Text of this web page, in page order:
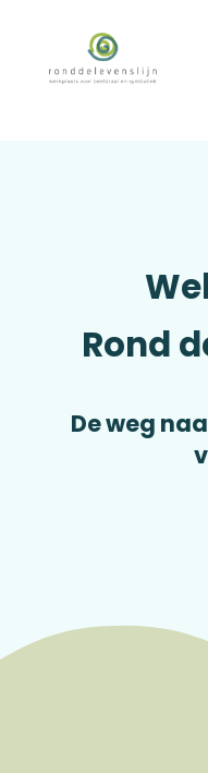
Rond
De weg